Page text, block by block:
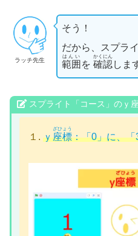
ラッチ先生
そう！
だから、スプラ
範囲
はんい
を 確認
かくにん
しま
スプライト「コース」のｙ
１. ｙ座標
ざひょう
：「0」に、「